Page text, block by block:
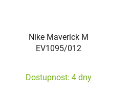
Nike Maverick M
EV1095/012
Dostupnost: 4 dny